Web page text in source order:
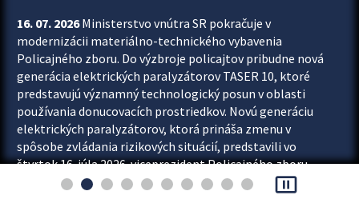
16. 07. 2026Ministerstvo vnútra SR pokračuje v
modernizácii materiálno-technického vybavenia
Policajného zboru. Do výzbroje policajtov pribudne nová
generácia elektrických paralyzátorov TASER 10, ktoré
predstavujú významný technologický posun v oblasti
používania donucovacích prostriedkov. Novú generáciu
elektrických paralyzátorov, ktorá prináša zmenu v
spôsobe zvládania rizikových situácií, predstavili vo
štvrtok 16. júla 2026 viceprezident Policajného zboru
Rastislav Polakovič a riaditeľ odboru výcviku...
pause_presentation